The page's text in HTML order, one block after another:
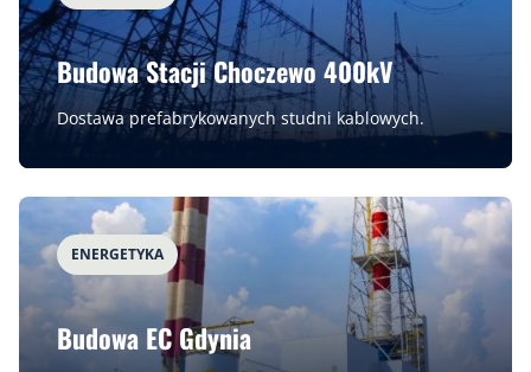
Budowa Stacji Choczewo 400kV
Dostawa prefabrykowanych studni kablowych.
ENERGETYKA
Budowa EC Gdynia